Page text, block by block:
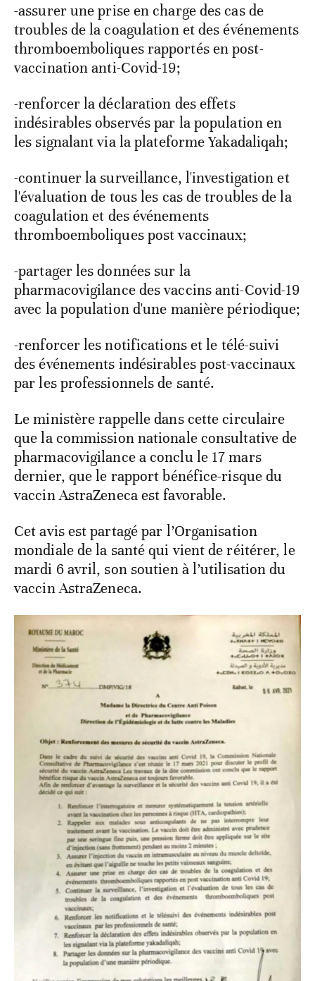
-assurer une prise en charge des cas de
troubles de la coagulation et des événements
thromboemboliques rapportés en post-
vaccination anti-Covid-19;
-renforcer la déclaration des effets
indésirables observés par la population en
les signalant via la plateforme Yakadaliqah;
-continuer la surveillance, l'investigation et
l'évaluation de tous les cas de troubles de la
coagulation et des événements
thromboemboliques post vaccinaux;
-partager les données sur la
pharmacovigilance des vaccins anti-Covid-19
avec la population d'une manière périodique;
-renforcer les notifications et le télé-suivi
des événements indésirables post-vaccinaux
par les professionnels de santé.
Le ministère rappelle dans cette circulaire
que la commission nationale consultative de
pharmacovigilance a conclu le 17 mars
dernier, que le rapport bénéfice-risque du
vaccin AstraZeneca est favorable.
Cet avis est partagé par l’Organisation
mondiale de la santé qui vient de réitérer, le
mardi 6 avril, son soutien à l’utilisation du
vaccin AstraZeneca.